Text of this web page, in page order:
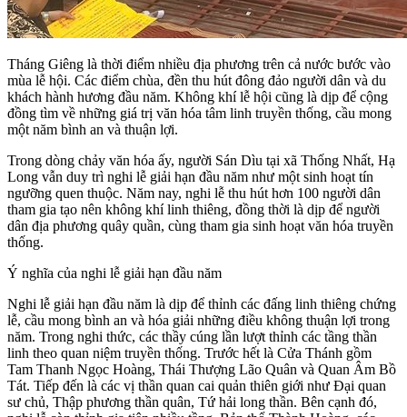
Tháng Giêng là thời điểm nhiều địa phương trên cả nước bước vào
mùa lễ hội. Các điểm chùa, đền thu hút đông đảo người dân và du
khách hành hương đầu năm. Không khí lễ hội cũng là dịp để cộng
đồng tìm về những giá trị văn hóa tâm linh truyền thống, cầu mong
một năm bình an và thuận lợi.
Trong dòng chảy văn hóa ấy, người Sán Dìu tại xã Thống Nhất, Hạ
Long vẫn duy trì nghi lễ giải hạn đầu năm như một sinh hoạt tín
ngưỡng quen thuộc. Năm nay, nghi lễ thu hút hơn 100 người dân
tham gia tạo nên không khí linh thiêng, đồng thời là dịp để người
dân địa phương quây quần, cùng tham gia sinh hoạt văn hóa truyền
thống.
Ý nghĩa của nghi lễ giải hạn đầu năm
Nghi lễ giải hạn đầu năm là dịp để thỉnh các đấng linh thiêng chứng
lễ, cầu mong bình an và hóa giải những điều không thuận lợi trong
năm. Trong nghi thức, các thầy cúng lần lượt thỉnh các tầng thần
linh theo quan niệm truyền thống. Trước hết là Cửa Thánh gồm
Tam Thanh Ngọc Hoàng, Thái Thượng Lão Quân và Quan Âm Bồ
Tát. Tiếp đến là các vị thần quan cai quản thiên giới như Đại quan
sư chủ, Thập phương thần quân, Tứ hải long thần. Bên cạnh đó,